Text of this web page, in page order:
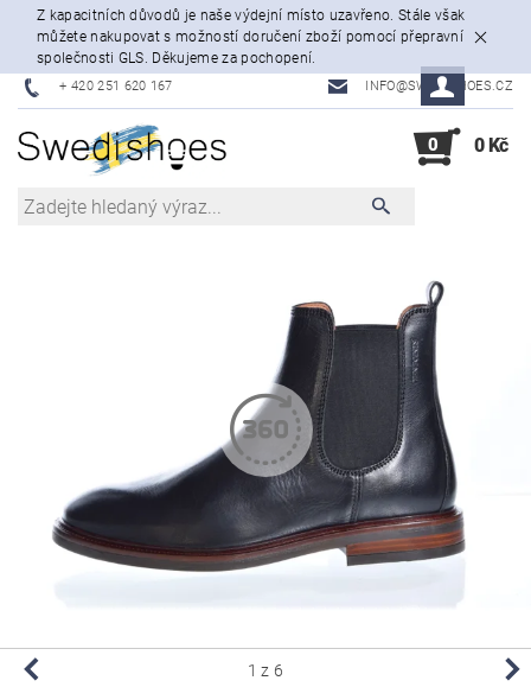
Z kapacitních důvodů je naše výdejní místo uzavřeno. Stále však
můžete nakupovat s možností doručení zboží pomocí přepravní
společnosti GLS. Děkujeme za pochopení.
+ 420 251 620 167 INFO@SWEDISHOES.CZ
0 0 Kč
1 z 6